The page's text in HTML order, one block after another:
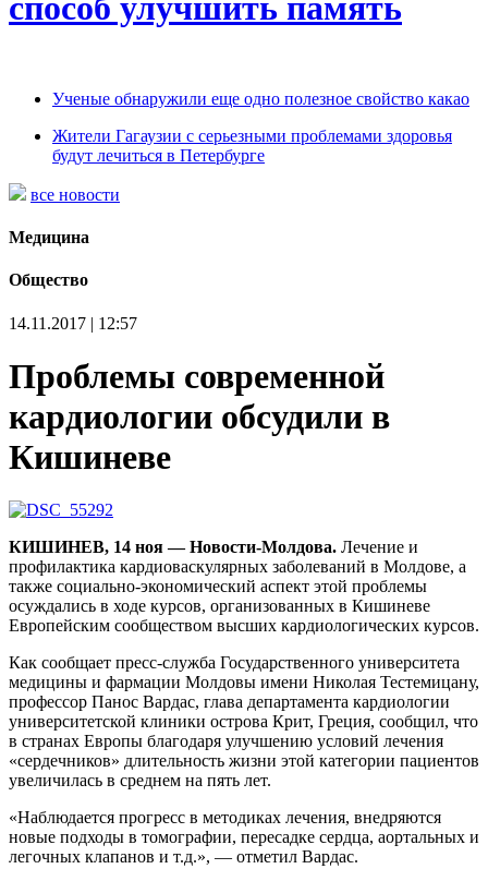
способ улучшить память
Ученые обнаружили еще одно полезное свойство какао
Жители Гагаузии с серьезными проблемами здоровья
будут лечиться в Петербурге
все новости
Медицина
Общество
14.11.2017 | 12:57
Проблемы современной
кардиологии обсудили в
Кишиневе
КИШИНЕВ, 14 ноя — Новости-Молдова. Лечение и
профилактика кардиоваскулярных заболеваний в Молдове, а
также социально-экономический аспект этой проблемы
осуждались в ходе курсов, организованных в Кишиневе
Европейским сообществом высших кардиологических курсов.
Как сообщает пресс-служба Государственного университета
медицины и фармации Молдовы имени Николая Тестемицану,
профессор Панос Вардас, глава департамента кардиологии
университетской клиники острова Крит, Греция, сообщил, что
в странах Европы благодаря улучшению условий лечения
«сердечников» длительность жизни этой категории пациентов
увеличилась в среднем на пять лет.
«Наблюдается прогресс в методиках лечения, внедряются
новые подходы в томографии, пересадке сердца, аортальных и
легочных клапанов и т.д.», — отметил Вардас.